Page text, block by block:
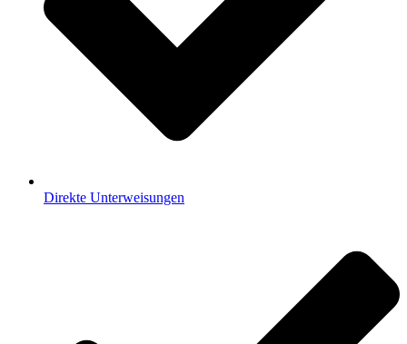
Direkte Unterweisungen